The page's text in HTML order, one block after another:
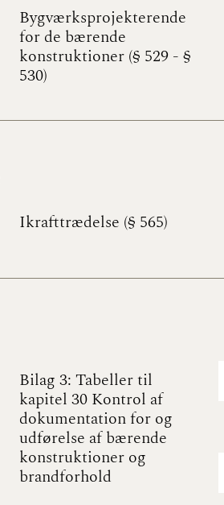
Bygværksprojekterende
for de bærende
konstruktioner (§ 529 - §
530)
Ikrafttrædelse (§ 565)
Bilag 3: Tabeller til
kapitel 30 Kontrol af
dokumentation for og
udførelse af bærende
konstruktioner og
brandforhold